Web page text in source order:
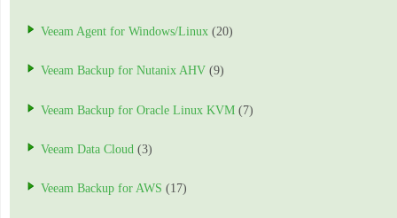
Veeam Agent for Windows/Linux (20)
Veeam Backup for Nutanix AHV (9)
Veeam Backup for Oracle Linux KVM (7)
Veeam Data Cloud (3)
Veeam Backup for AWS (17)